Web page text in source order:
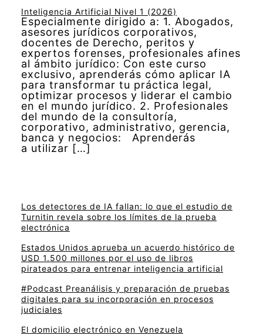
Inteligencia Artificial Nivel 1 (2026)
Especialmente dirigido a: 1. Abogados,
asesores jurídicos corporativos,
docentes de Derecho, peritos y
expertos forenses, profesionales afines
al ámbito jurídico: Con este curso
exclusivo, aprenderás cómo aplicar IA
para transformar tu práctica legal,
optimizar procesos y liderar el cambio
en el mundo jurídico. 2. Profesionales
del mundo de la consultoría,
corporativo, administrativo, gerencia,
banca y negocios: Aprenderás
a utilizar […]
Los detectores de IA fallan: lo que el estudio de
Turnitin revela sobre los límites de la prueba
electrónica
Estados Unidos aprueba un acuerdo histórico de
USD 1.500 millones por el uso de libros
pirateados para entrenar inteligencia artificial
#Podcast Preanálisis y preparación de pruebas
digitales para su incorporación en procesos
judiciales
El domicilio electrónico en Venezuela